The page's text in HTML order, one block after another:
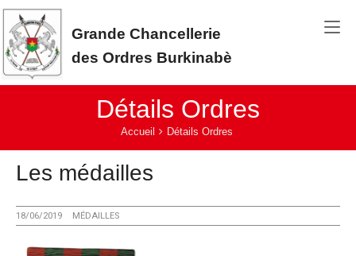
Aller au contenu principal
Grande Chancellerie
des Ordres Burkinabè
Détails Ordres
Accueil Détails Ordres
Les médailles
18/06/2019 MÉDAILLES